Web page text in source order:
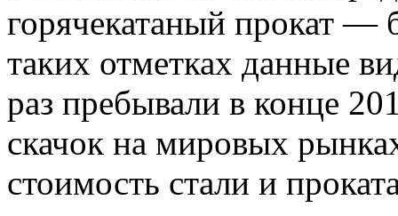
горячекатаный прокат —
таких отметках данные
раз пребывали в конце
скачок на мировых
стоимость стали и